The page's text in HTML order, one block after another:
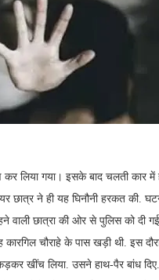
लिया गया। इसके बाद चलती कार में
छात्र ने ही यह घिनौनी हरकत की.
छात्रा की ओर से पुलिस को दी
कारगिल चौराहे के पास खड़ी थी. इस
खींच लिया. उसने हाथ-पैर बांध